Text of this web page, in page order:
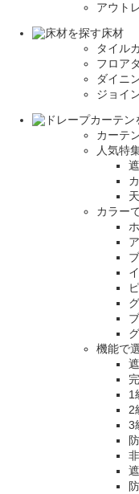
アウト
床材
タイル
フロア
ダイニ
ジョイ
カーテ
人気特
カラー
機能で
1
2
3